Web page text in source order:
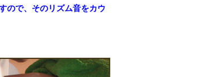
ので、そのリズム音をカウ